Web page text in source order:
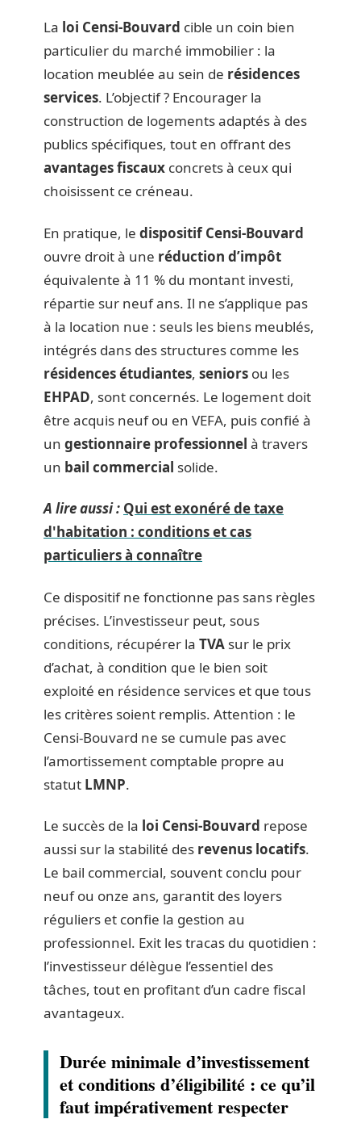
La loi Censi-Bouvard cible un coin bien
particulier du marché immobilier : la
location meublée au sein de résidences
services. L’objectif ? Encourager la
construction de logements adaptés à des
publics spécifiques, tout en offrant des
avantages fiscaux concrets à ceux qui
choisissent ce créneau.
En pratique, le dispositif Censi-Bouvard
ouvre droit à une réduction d’impôt
équivalente à 11 % du montant investi,
répartie sur neuf ans. Il ne s’applique pas
à la location nue : seuls les biens meublés,
intégrés dans des structures comme les
résidences étudiantes, seniors ou les
EHPAD, sont concernés. Le logement doit
être acquis neuf ou en VEFA, puis confié à
un gestionnaire professionnel à travers
un bail commercial solide.
A lire aussi : Qui est exonéré de taxe
d'habitation : conditions et cas
particuliers à connaître
Ce dispositif ne fonctionne pas sans règles
précises. L’investisseur peut, sous
conditions, récupérer la TVA sur le prix
d’achat, à condition que le bien soit
exploité en résidence services et que tous
les critères soient remplis. Attention : le
Censi-Bouvard ne se cumule pas avec
l’amortissement comptable propre au
statut LMNP.
Le succès de la loi Censi-Bouvard repose
aussi sur la stabilité des revenus locatifs.
Le bail commercial, souvent conclu pour
neuf ou onze ans, garantit des loyers
réguliers et confie la gestion au
professionnel. Exit les tracas du quotidien :
l’investisseur délègue l’essentiel des
tâches, tout en profitant d’un cadre fiscal
avantageux.
Durée minimale d’investissement
et conditions d’éligibilité : ce qu’il
faut impérativement respecter